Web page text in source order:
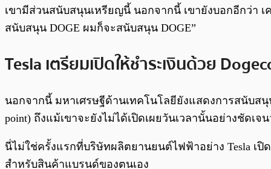
เขามีส่วนสนับสนุนเหรียญนี้ นอกจากนี้ เขายังบอกอีกว่า
สนับสนุน DOGE ผมก็จะสนับสนุน DOGE”
Tesla เตรียมเปิดให้ชำระเงินด้วย
นอกจากนี้ มหาเศรษฐีด้านเทคโนโลยียังแสดงการสนับสนุ
point) ถึงแม้เขาจะยังไม่ได้เปิดเผยวันเวลานั้นอย่างชัดเจ
นี่ไม่ใช่ครั้งแรกที่บริษัทผลิตยานยนต์ไฟฟ้าอย่าง Tesla เปิด
สำหรับสินค้าแบรนด์ของตนเอง